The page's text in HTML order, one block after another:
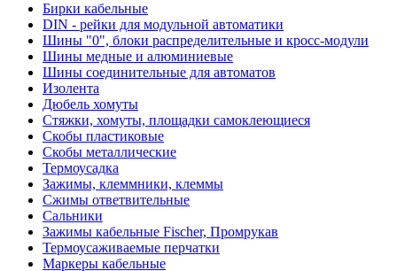
Бирки кабельные
DIN - рейки для модульной автоматики
Шины "0", блоки распределительные и кросс-модули
Шины медные и алюминиевые
Шины соединительные для автоматов
Изолента
Дюбель хомуты
Стяжки, хомуты, площадки самоклеющиеся
Скобы пластиковые
Скобы металлические
Термоусадка
Зажимы, клеммники, клеммы
Сжимы ответвительные
Сальники
Зажимы кабельные Fischer, Промрукав
Термоусаживаемые перчатки
Маркеры кабельные